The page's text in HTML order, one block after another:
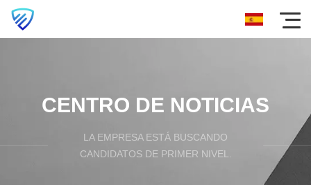
CENTRO DE NOTICIAS
LA EMPRESA ESTÁ BUSCANDO
CANDIDATOS DE PRIMER NIVEL.